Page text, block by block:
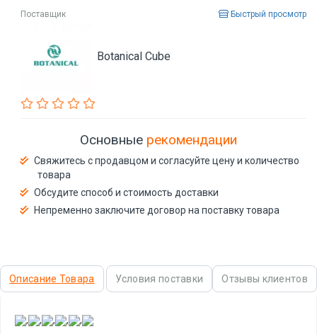
Поставщик Быстрый просмотр
Botanical Cube
Основные рекомендации
Свяжитесь с продавцом и согласуйте цену и количество
товара
Обсудите способ и стоимость доставки
Непременно заключите договор на поставку товара
Описание Товара Условия поставки Отзывы клиентов
, , , , ,